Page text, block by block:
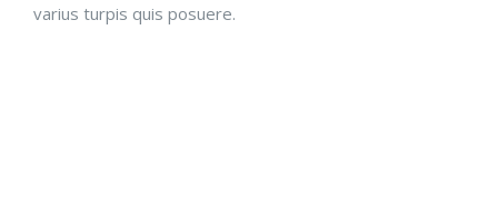
varius turpis quis posuere.